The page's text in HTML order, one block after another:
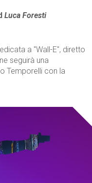
Luca Foresti
a "Wall-E", diretto
seguirà una
Temporelli con la